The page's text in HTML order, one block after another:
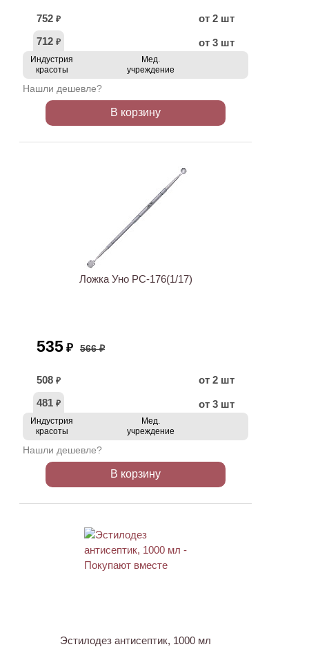
752 ₽
от 2 шт
712 ₽ от 3 шт
Индустрия
красоты
Мед.
учреждение
Нашли дешевле?
В корзину
Ложка Уно PC-176(1/17)
535 ₽ 566 ₽
508 ₽
от 2 шт
481 ₽ от 3 шт
Индустрия
красоты
Мед.
учреждение
Нашли дешевле?
В корзину
Эстилодез антисептик, 1000 мл